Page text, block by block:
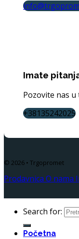
Imate
Pozovite nas
+38135242025
© 2026 • Trgopromet
Prodavnica O nama
Search for:
Početna